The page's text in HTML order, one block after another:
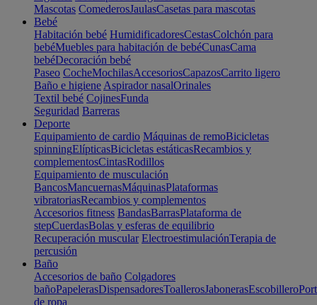
Mascotas ComederosJaulasCasetas para mascotas
Bebé
Habitación bebé HumidificadoresCestasColchón para
bebéMuebles para habitación de bebéCunasCama
bebéDecoración bebé
Paseo CocheMochilasAccesoriosCapazosCarrito ligero
Baño e higiene Aspirador nasalOrinales
Textil bebé CojinesFunda
Seguridad Barreras
Deporte
Equipamiento de cardio Máquinas de remoBicicletas
spinningElípticasBicicletas estáticasRecambios y
complementosCintasRodillos
Equipamiento de musculación
BancosMancuernasMáquinasPlataformas
vibratoriasRecambios y complementos
Accesorios fitness BandasBarrasPlataforma de
stepCuerdasBolas y esferas de equilibrio
Recuperación muscular ElectroestimulaciónTerapia de
percusión
Baño
Accesorios de baño Colgadores
bañoPapelerasDispensadoresToallerosJabonerasEscobillero
de ropa